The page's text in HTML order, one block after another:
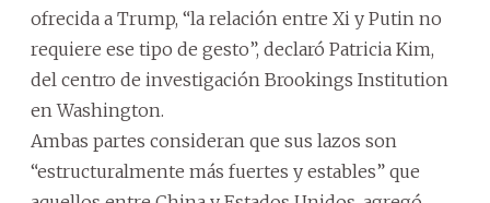
ofrecida a Trump, “la relación entre Xi y Putin no
requiere ese tipo de gesto”, declaró Patricia Kim,
del centro de investigación Brookings Institution
en Washington.
Ambas partes consideran que sus lazos son
“estructuralmente más fuertes y estables” que